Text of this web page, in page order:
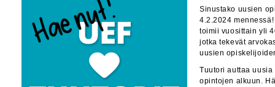
Sinustako uusien
4.2.2024
toimii vuosittain yli
jotka tekevät
uusien
Tuutori auttaa
opintojen alkuun.